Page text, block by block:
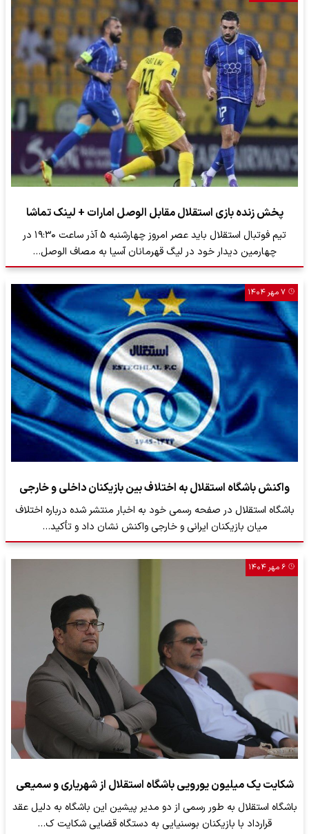
پخش زنده بازی استقلال مقابل الوصل امارات + لینک تماشا
تیم فوتبال استقلال باید عصر امروز چهارشنبه 5 آذر ساعت ۱۹:۳۰ در
چهارمین دیدار خود در لیگ قهرمانان آسیا به مصاف الوصل…
۷ مهر ۱۴۰۴
واکنش باشگاه استقلال به اختلاف بین بازیکنان داخلی و خارجی
باشگاه استقلال در صفحه رسمی خود به اخبار منتشر شده درباره اختلاف
میان بازیکنان ایرانی و خارجی واکنش نشان داد و تأکید…
۶ مهر ۱۴۰۴
شکایت یک میلیون یورویی باشگاه استقلال از شهریاری و سمیعی
باشگاه استقلال به طور رسمی از دو مدیر پیشین این باشگاه به دلیل عقد
قرارداد با بازیکنان بوسنیایی به دستگاه قضایی شکایت ک…